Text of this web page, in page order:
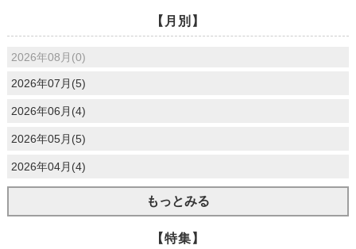
【月別】
2026年08月(0)
2026年07月(5)
2026年06月(4)
2026年05月(5)
2026年04月(4)
もっとみる
【特集】